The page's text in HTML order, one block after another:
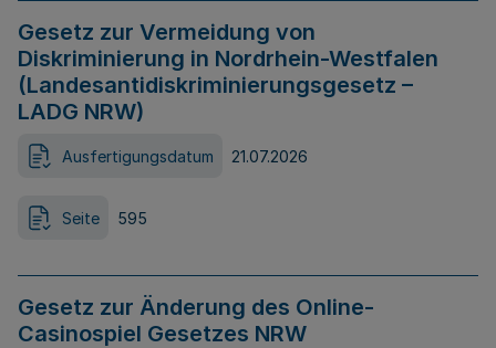
Gesetz zur Vermeidung von
Diskriminierung in Nordrhein-Westfalen
(Landesantidiskriminierungsgesetz –
LADG NRW)
Ausfertigungsdatum 21.07.2026
Seite 595
Gesetz zur Änderung des Online-
Casinospiel Gesetzes NRW